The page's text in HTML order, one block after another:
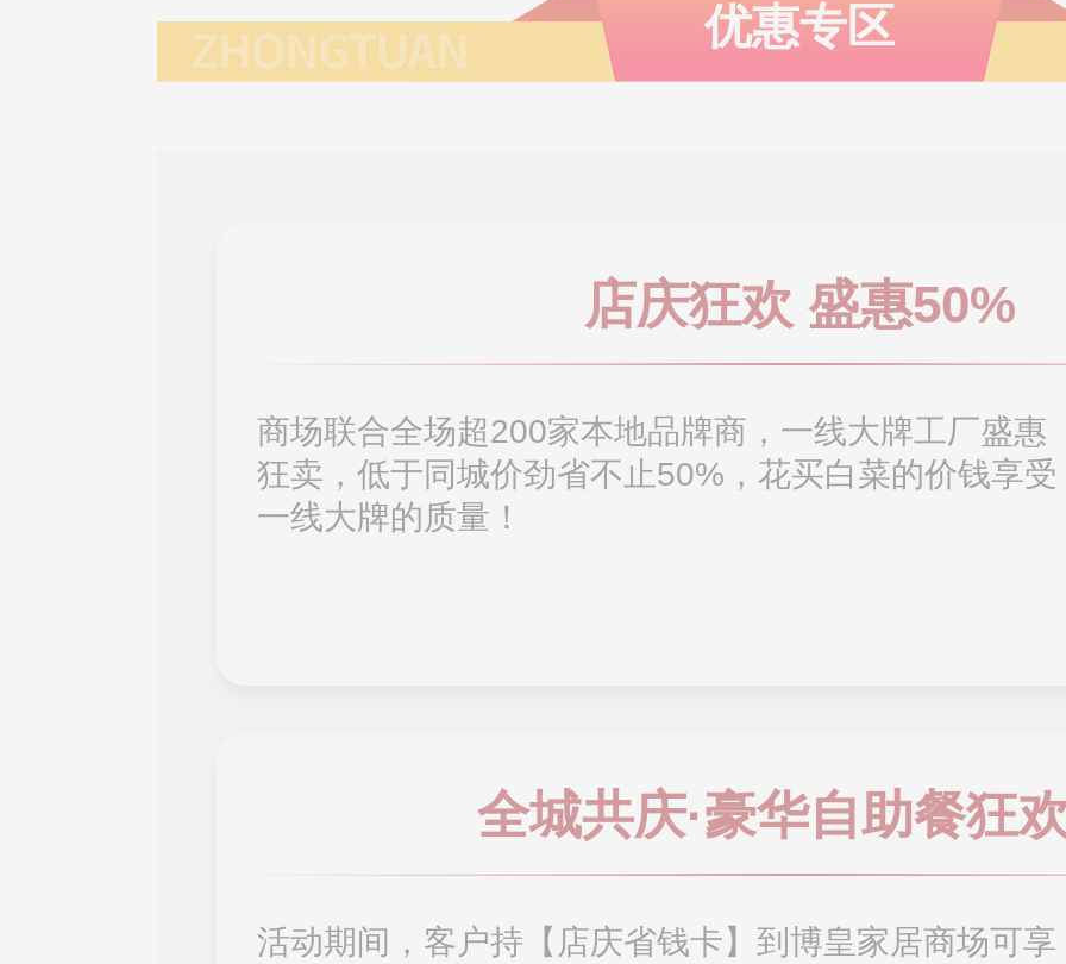
优惠专区
店庆狂欢 盛惠50%
商场联合全场超200家本地品牌商，一线大牌工厂盛惠
狂卖，低于同城价劲省不止50%，花买白菜的价钱享受
一线大牌的质量！
全城共庆·豪华自助餐狂
活动期间，客户持【店庆省钱卡】到博皇家居商场可享